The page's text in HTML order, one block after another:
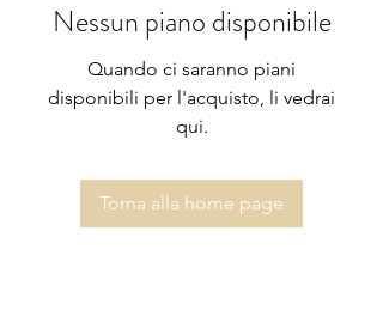
Nessun piano disponibile
Quando ci saranno piani
disponibili per l'acquisto, li vedrai
qui.
Torna alla home page